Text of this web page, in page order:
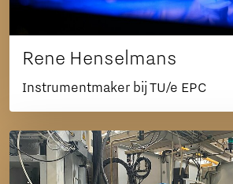
Rene Henselmans
Instrumentmaker bij TU/e EPC